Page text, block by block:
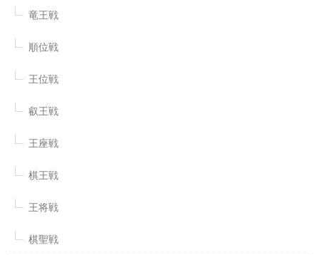
竜王戦
順位戦
王位戦
叡王戦
王座戦
棋王戦
王将戦
棋聖戦